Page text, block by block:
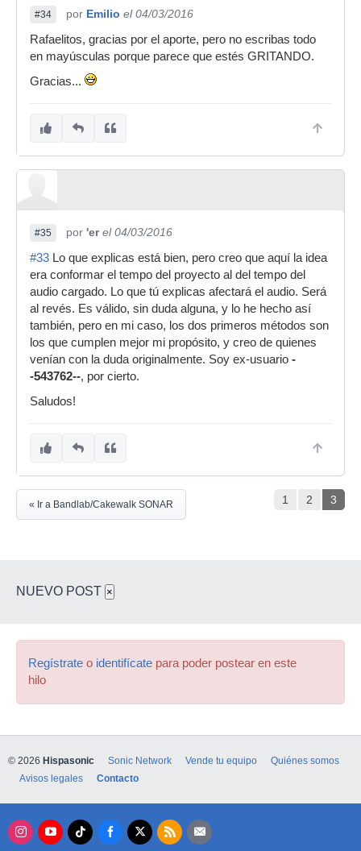
#34 por Emilio el 04/03/2016
Rafaelitos, gracias por el aporte, pero no escribas todo
en mayúsculas porque parece que estés GRITANDO.
Gracias...
#35 por 'er el 04/03/2016
#33 Lo que explicas está bien, pero creo que aquí la idea
era conformar el tempo del proyecto al del tempo del
audio cargado. Lo que tú explicas afectará el audio. Será
al revés. Es válido, sin duda alguna, y lo he hecho así
también, pero en mi caso, los dos primeros métodos son
los que cumplen mejor mi propósito, y creo de quienes
venían con la duda originalmente. Soy ex-usuario -
-543762--, por cierto.
Saludos!
1 2 3
« Ir a Bandlab/Cakewalk SONAR
NUEVO POST ×
Regístrate o identifícate para poder postear en este
hilo
© 2026 Hispasonic Sonic Network Vende tu equipo
Quiénes somos
Avisos legales
Contacto